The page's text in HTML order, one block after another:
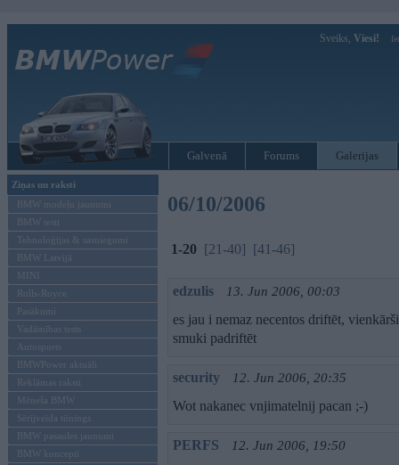
Sveiks, Viesi!
Galvenā Forums Galerijas
Ziņas un raksti
BMW modeļu jaunumi
BMW testi
Tehnoloģijas & sasniegumi
BMW Latvijā
MINI
Rolls-Royce
Pasākumi
Vadāmības tests
Autosports
BMWPower aktuāli
Reklāmas raksti
Mēneša BMW
Sērijveida tūnings
BMW pasaules jaunumi
BMW koncepti
06/10/2006
1-20 [21-40] [41-46]
edzulis 13. Jun 2006, 00:03
es jau i nemaz necentos driftēt,
smuki padriftēt
security 12. Jun 2006, 20:35
Wot nakanec vnjimatelnij pacan ;-)
PERFS 12. Jun 2006, 19:50